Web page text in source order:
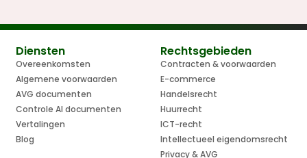
Diensten
Overeenkomsten
Algemene voorwaarden
AVG documenten
Controle AI documenten
Vertalingen
Blog
Rechtsgebieden
Contracten & voorwaarden
E-commerce
Handelsrecht
Huurrecht
ICT-recht
Intellectueel eigendomsrecht
Privacy & AVG